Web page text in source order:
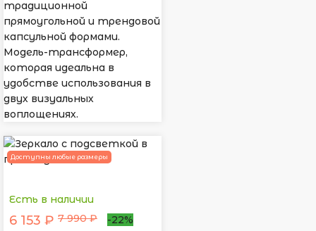
традиционной
прямоугольной и трендовой
капсульной формами.
Модель-трансформер,
которая идеальна в
удобстве использования в
двух визуальных
воплощениях.
Доступны любые размеры
Есть в наличии
6 153 ₽ 7 990 ₽
-22%